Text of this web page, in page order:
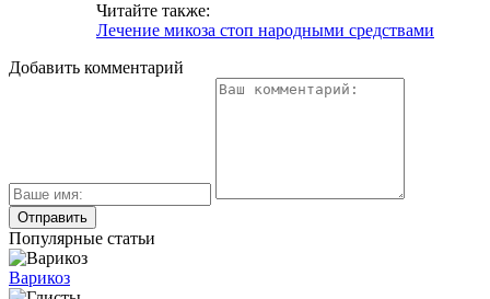
Читайте также:
Лечение микоза стоп народными средствами
Добавить комментарий
Популярные статьи
Варикоз